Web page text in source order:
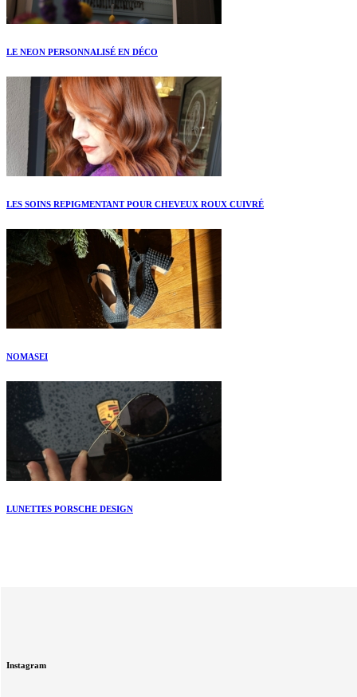
LE NEON PERSONNALISÉ EN DÉCO
LES SOINS REPIGMENTANT POUR CHEVEUX ROUX CUIVRÉ
NOMASEI
LUNETTES PORSCHE DESIGN
Instagram